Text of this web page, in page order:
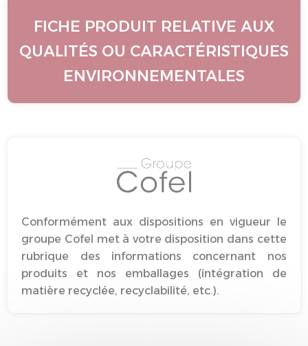
FICHE PRODUIT RELATIVE AUX
QUALITÉS OU CARACTÉRISTIQUES
ENVIRONNEMENTALES
Conformément aux dispositions en vigueur le
groupe Cofel met à votre disposition dans cette
rubrique des informations concernant nos
produits et nos emballages (intégration de
matière recyclée, recyclabilité, etc.).